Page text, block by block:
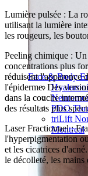
Face & Body
PDO
triLift
Montreal
Lumière pulsée : La
utilisant la lumière
les rougeurs, les
Peeling chimique :
concentrations plus
réduisent l'apparence
l'épiderme. Des
dans la couche
des résultats plus
Laser Fractionnel :
l'hyperpigmentation
et les cicatrices
le décolleté, les mains